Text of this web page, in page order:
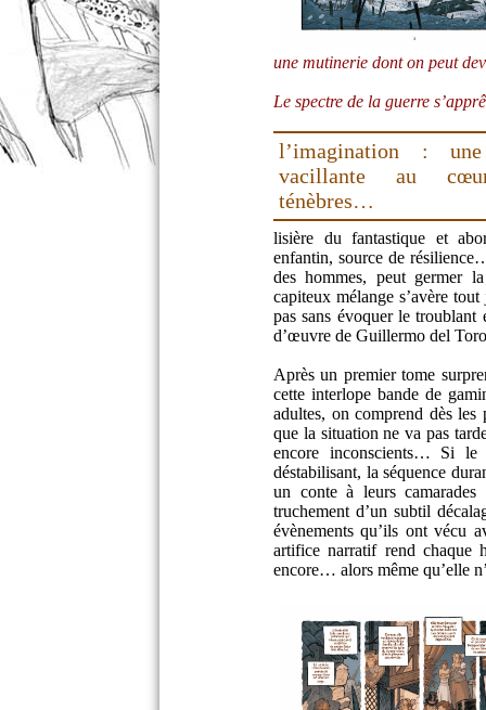
une mutinerie dont on peut
Le spectre de la guerre
l’imagination :
vacillante au
ténèbres…
lisière du fantastique et
enfantin, source de
des hommes, peut germer
capiteux mélange s’avère
pas sans évoquer le troublant
d’œuvre de Guillermo del
Après un premier tome
cette interlope bande de
adultes, on comprend dès les
que la situation ne va pas
encore inconscients… Si
déstabilisant, la séquence
un conte à leurs
truchement d’un subtil
évènements qu’ils ont vécu
artifice narratif rend chaque
encore… alors même qu’elle